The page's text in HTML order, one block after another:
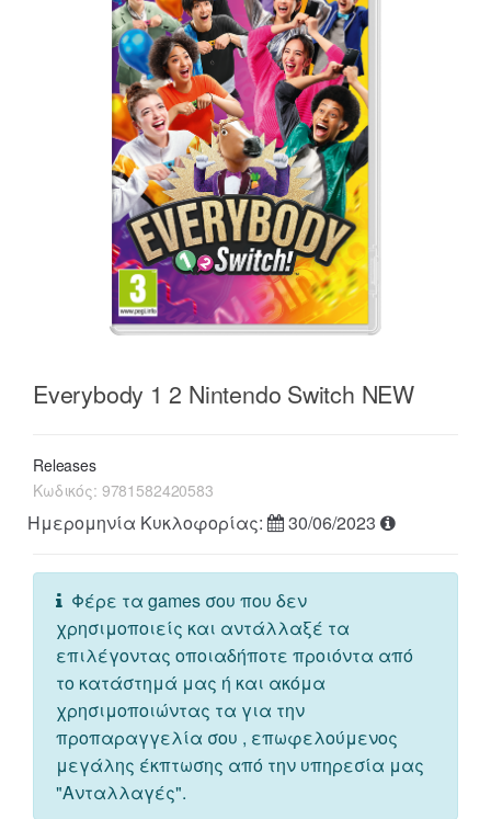
Everybody 1 2 Nintendo Switch NEW
Releases
Κωδικός: 9781582420583
Ημερομηνία Κυκλοφορίας: 30/06/2023
Φέρε τα games σου που δεν
χρησιμοποιείς και αντάλλαξέ τα
επιλέγοντας οποιαδήποτε προιόντα από
το κατάστημά μας ή και ακόμα
χρησιμοποιώντας τα για την
προπαραγγελία σου , επωφελούμενος
μεγάλης έκπτωσης από την υπηρεσία μας
"Ανταλλαγές".